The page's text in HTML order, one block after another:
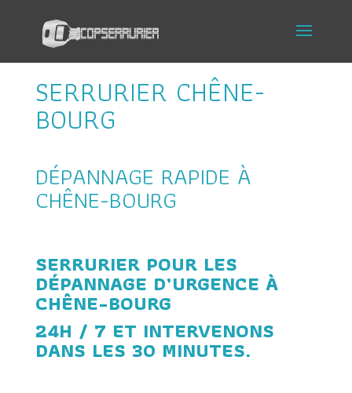
SERRURIER CHÊNE-
BOURG
DÉPANNAGE RAPIDE À
CHÊNE-BOURG
SERRURIER POUR LES
DÉPANNAGE D’URGENCE À
CHÊNE-BOURG
24H / 7 ET INTERVENONS
DANS LES 30 MINUTES.